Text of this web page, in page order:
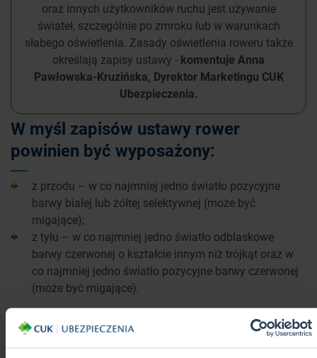
oraz innych użytkowników ruchu jest używanie
świateł, szczególnie po zmroku lub w warunkach
słabego oświetlenia. Zasady oświetlenia roweru także
określają zapisy ustawy - komentuje Anna
Pawłowska-Kruzińska, Dyrektor Marketingu CUK
Ubezpieczenia.
W myśl zapisów ustawy rower
powinien być wyposażony:
z przodu – w co najmniej jedno światło pozycyjne
barwy białej lub żółtej selektywnej (może być
migające);
z tyłu – w co najmniej jedno światło odblaskowe
barwy czerwonej o kształcie innym niż trójkąt oraz w
co najmniej jedno światło pozycyjne barwy czerwonej
(może być migające).
Ubezpiecz się na wszelki wypadek